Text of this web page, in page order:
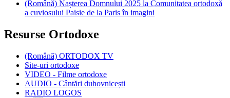
(Română) Nașterea Domnului 2025 la Comunitatea ortodoxă
a cuviosului Paisie de la Paris în imagini
Resurse Ortodoxe
(Română) ORTODOX TV
Site-uri ortodoxe
VIDEO - Filme ortodoxe
AUDIO - Cântări duhovnicești
RADIO LOGOS